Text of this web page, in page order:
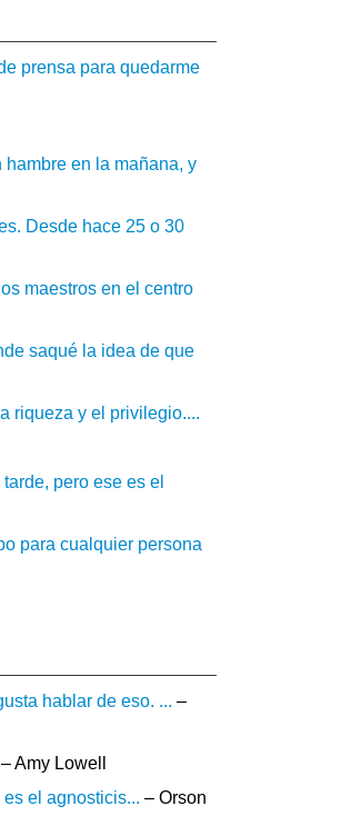
prensa para quedarme
en la mañana, y
Desde hace 25 o 30
maestros en el centro
saqué la idea de que
riqueza y el privilegio....
pero ese es el
para cualquier persona
hablar de eso. ... –
– Amy Lowell
el agnosticis... – Orson